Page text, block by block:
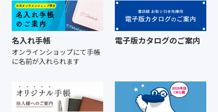
名入れ手帳
オンラインショップにて手帳
に名前が入れられます
電子版カタログのご案内